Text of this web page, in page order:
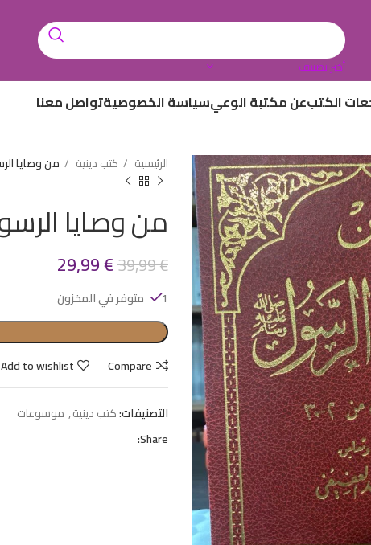
أختر تصنيف
الكتبعن مكتبة الوعيسياسة الخصوصيةتواصل معنا
الرئيسية كتب دينية من وصايا
من وصايا
39,99€
29,99€
1 متوفر في المخزون
Compare
Add to wishlist
التصنيفات:كتب دينية, موسوعات
Share: